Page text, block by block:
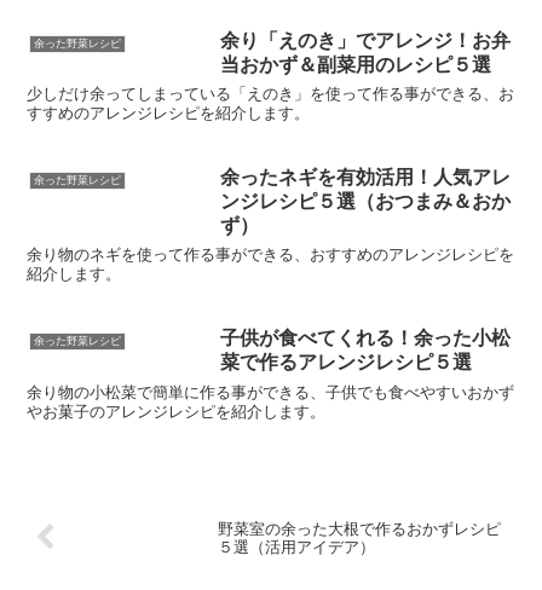
余った野菜レシピ
余り「えのき」でアレンジ！お弁
当おかず＆副菜用のレシピ５選
少しだけ余ってしまっている「えのき」を使って作る事ができる、お
すすめのアレンジレシピを紹介します。
余った野菜レシピ
余ったネギを有効活用！人気アレ
ンジレシピ５選（おつまみ＆おか
ず）
余り物のネギを使って作る事ができる、おすすめのアレンジレシピを
紹介します。
余った野菜レシピ
子供が食べてくれる！余った小松
菜で作るアレンジレシピ５選
余り物の小松菜で簡単に作る事ができる、子供でも食べやすいおかず
やお菓子のアレンジレシピを紹介します。
野菜室の余った大根で作るおかずレシピ
５選（活用アイデア）